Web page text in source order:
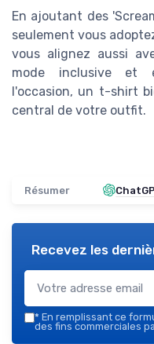
En ajoutant des
seulement vous
vous alignez aussi
mode inclusive et
l'occasion, un t-shirt
central de votre outfit.
Résumer
Recevez les
* En remplissant ce
des fins commerciales